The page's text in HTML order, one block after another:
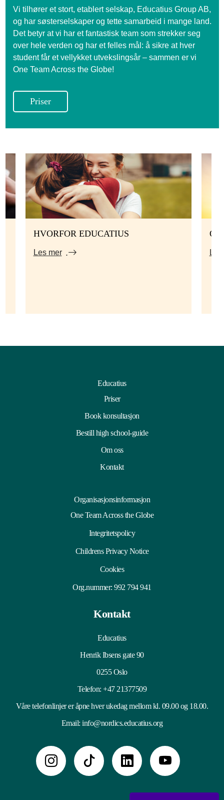
Vi tilhører et stort, etablert selskap, Educatius Group AB,
og har søsterselskaper og tette samarbeid i mange land.
Det betyr at vi har et fantastisk team som strekker seg
over hele verden og har et felles mål: å sikre at hver
student får et vellykket utvekslingsår – sammen er vi
One Team Across the Globe!
Priser
HVORFOR EDUCATIUS
Les mer
Educatius
Priser
Book konsultasjon
Bestill high school-guide
Om oss
Kontakt
Organisasjonsinformasjon
One Team Across the Globe
Integritetspolicy
Childrens Privacy Notice
Cookies
Org.nummer: 992 794 941
Kontakt
Educatius
Henrik Ibsens gate 90
0255 Oslo
Telefon:+47 21377509
Våre telefonlinjer er åpne hver ukedag mellom kl. 09.00 og 18.00.
Email:info@nordics.educatius.org